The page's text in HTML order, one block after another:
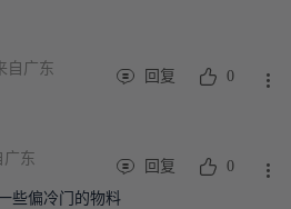
自广东 回复 0
广东 回复 0
些偏冷门的物料